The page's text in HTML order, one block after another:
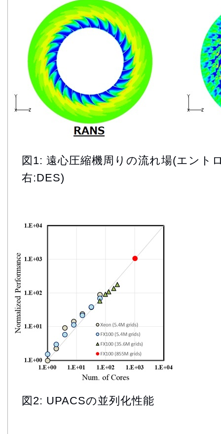
図1: 遠心圧縮機周りの流れ場(エント
右:DES)
図2: UPACSの並列化性能